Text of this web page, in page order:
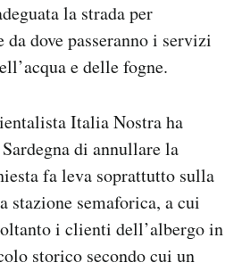
la strada per
dove passeranno i servizi
e delle fogne.
Italia Nostra ha
di annullare la
fa leva soprattutto sulla
stazione semaforica, a cui
i clienti dell’albergo in
storico secondo cui un